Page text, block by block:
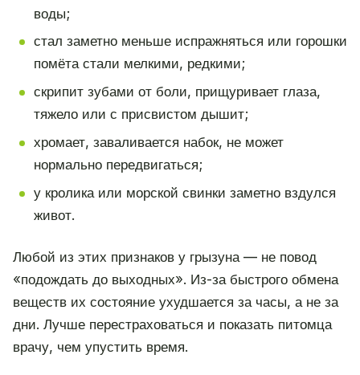
воды;
стал заметно меньше испражняться или горошки
помёта стали мелкими, редкими;
скрипит зубами от боли, прищуривает глаза,
тяжело или с присвистом дышит;
хромает, заваливается набок, не может
нормально передвигаться;
у кролика или морской свинки заметно вздулся
живот.
Любой из этих признаков у грызуна — не повод
«подождать до выходных». Из-за быстрого обмена
веществ их состояние ухудшается за часы, а не за
дни. Лучше перестраховаться и показать питомца
врачу, чем упустить время.